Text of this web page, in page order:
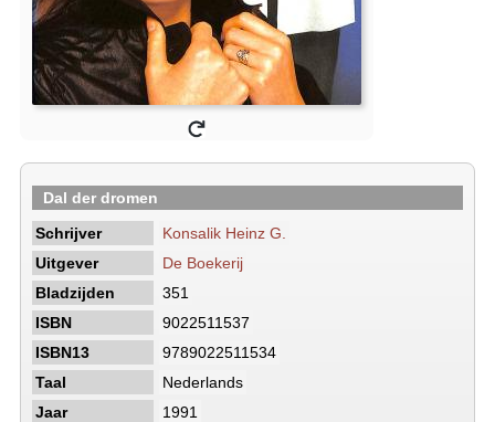
Dal der dromen
Schrijver
Konsalik Heinz G.
Uitgever
De Boekerij
Bladzijden
351
ISBN
9022511537
ISBN13
9789022511534
Taal
Nederlands
Jaar
1991